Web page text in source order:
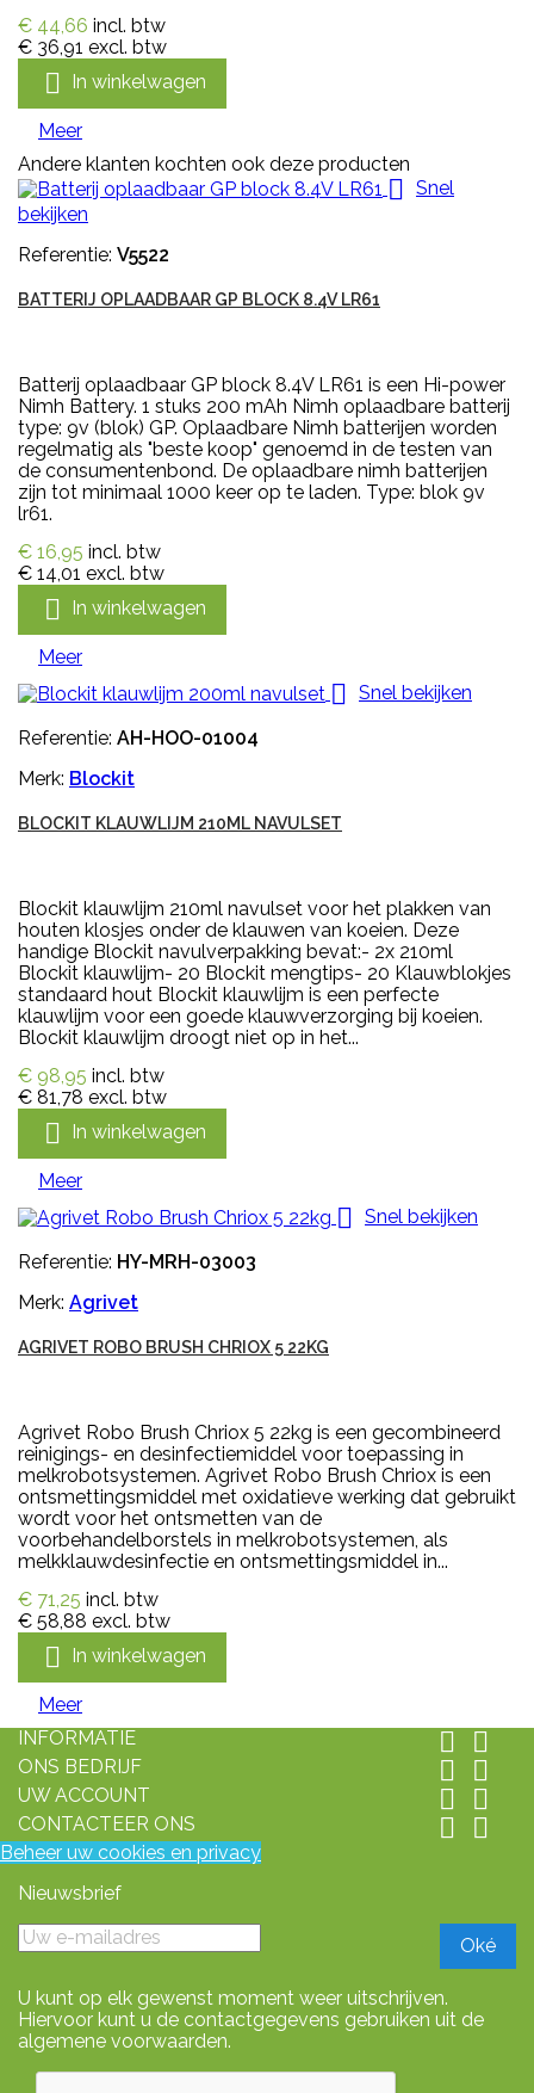
€ 44,66 incl. btw
€ 36,91 excl. btw
 In winkelwagen
Meer
Andere klanten kochten ook deze producten
 Snel
bekijken
Referentie: V5522
BATTERIJ OPLAADBAAR GP BLOCK 8.4V LR61
Batterij oplaadbaar GP block 8.4V LR61 is een Hi-power
Nimh Battery. 1 stuks 200 mAh Nimh oplaadbare batterij
type: 9v (blok) GP. Oplaadbare Nimh batterijen worden
regelmatig als "beste koop" genoemd in de testen van
de consumentenbond. De oplaadbare nimh batterijen
zijn tot minimaal 1000 keer op te laden. Type: blok 9v
lr61.
€ 16,95 incl. btw
€ 14,01 excl. btw
 In winkelwagen
Meer
 Snel bekijken
Referentie: AH-HOO-01004
Merk: Blockit
BLOCKIT KLAUWLIJM 210ML NAVULSET
Blockit klauwlijm 210ml navulset voor het plakken van
houten klosjes onder de klauwen van koeien. Deze
handige Blockit navulverpakking bevat:- 2x 210ml
Blockit klauwlijm- 20 Blockit mengtips- 20 Klauwblokjes
standaard hout Blockit klauwlijm is een perfecte
klauwlijm voor een goede klauwverzorging bij koeien.
Blockit klauwlijm droogt niet op in het...
€ 98,95 incl. btw
€ 81,78 excl. btw
 In winkelwagen
Meer
 Snel bekijken
Referentie: HY-MRH-03003
Merk: Agrivet
AGRIVET ROBO BRUSH CHRIOX 5 22KG
Agrivet Robo Brush Chriox 5 22kg is een gecombineerd
reinigings- en desinfectiemiddel voor toepassing in
melkrobotsystemen. Agrivet Robo Brush Chriox is een
ontsmettingsmiddel met oxidatieve werking dat gebruikt
wordt voor het ontsmetten van de
voorbehandelborstels in melkrobotsystemen, als
melkklauwdesinfectie en ontsmettingsmiddel in...
€ 71,25 incl. btw
€ 58,88 excl. btw
 In winkelwagen
Meer
INFORMATIE
 
ONS BEDRIJF  
UW ACCOUNT  
CONTACTEER ONS  
Beheer uw cookies en privacy
Nieuwsbrief
U kunt op elk gewenst moment weer uitschrijven.
Hiervoor kunt u de contactgegevens gebruiken uit de
algemene voorwaarden.